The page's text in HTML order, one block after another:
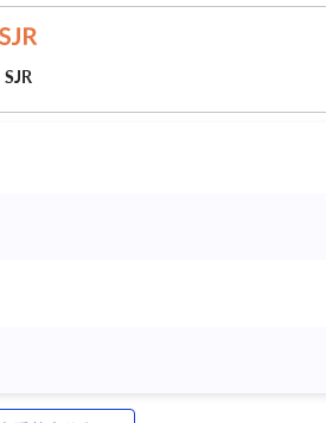
SJR